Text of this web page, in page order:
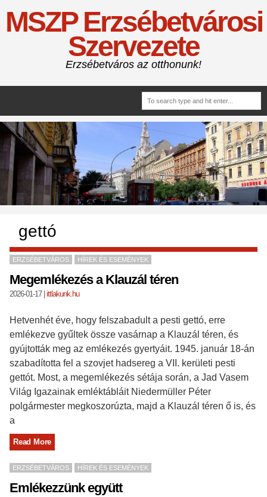
MSZP Erzsébetvárosi
Szervezete
Erzsébetváros az otthonunk!
gettó
ERZSÉBETVÁROS HÍREK ÉS ESEMÉNYEK
Megemlékezés a Klauzál téren
2026-01-17| ittlakunk.hu
Hetvenhét éve, hogy felszabadult a pesti gettó, erre
emlékezve gyűltek össze vasárnap a Klauzál téren, és
gyújtották meg az emlékezés gyertyáit. 1945. január 18-án
szabadította fel a szovjet hadsereg a VII. kerületi pesti
gettót. Most, a megemlékezés sétája során, a Jad Vasem
Világ Igazainak emléktábláit Niedermüller Péter
polgármester megkoszorúzta, majd a Klauzál téren ő is, és
a
Read More
ERZSÉBETVÁROS HÍREK ÉS ESEMÉNYEK
Emlékezzünk együtt